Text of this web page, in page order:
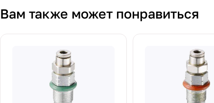
Вам также может понравиться